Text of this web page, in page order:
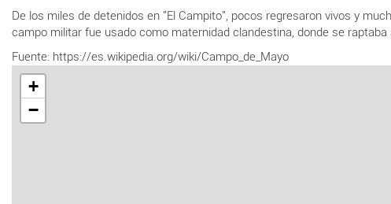
De los miles de detenidos en "El Campito", pocos regresaron vivos y
campo militar fue usado como maternidad clandestina, donde se
Fuente: https://es.wikipedia.org/wiki/Campo_de_Mayo
+
−